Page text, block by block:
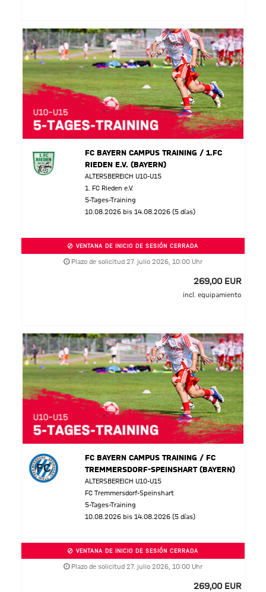
FC BAYERN CAMPUS TRAINING / 1.FC
RIEDEN E.V. (BAYERN)
ALTERSBEREICH U10-U15
1. FC Rieden e.V.
5-Tages-Training
10.08.2026 bis 14.08.2026 (5 días)
VENTANA DE INICIO DE SESIÓN CERRADA
Plazo de solicitud 27. julio 2026, 10:00 Uhr
269,00 EUR
incl. equipamiento
FC BAYERN CAMPUS TRAINING / FC
TREMMERSDORF-SPEINSHART (BAYERN)
ALTERSBEREICH U10-U15
FC Tremmersdorf-Speinshart
5-Tages-Training
10.08.2026 bis 14.08.2026 (5 días)
VENTANA DE INICIO DE SESIÓN CERRADA
Plazo de solicitud 27. julio 2026, 10:00 Uhr
269,00 EUR